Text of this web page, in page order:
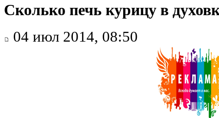
Сколько печь курицу в
04 июл 2014, 08:50